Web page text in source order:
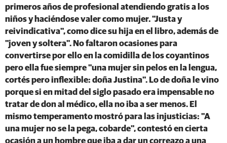
primeros años de profesional atendiendo gratis a los
niños y haciéndose valer como mujer. "Justa y
reivindicativa", como dice su hija en el libro, además de
"joven y soltera". No faltaron ocasiones para
convertirse por ello en la comidilla de los coyantinos
pero ella fue siempre "una mujer sin pelos en la lengua,
cortés pero inflexible: doña Justina". Lo de doña le vino
porque si en mitad del siglo pasado era impensable no
tratar de don al médico, ella no iba a ser menos. El
mismo temperamento mostró para las injusticias: "A
una mujer no se la pega, cobarde", contestó en cierta
ocasión a un hombre que iba a dar un correazo a una